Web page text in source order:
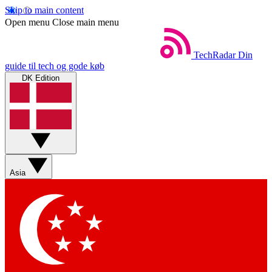
Skip to main content
Open menu Close main menu
TechRadar Din
guide til tech og gode køb
DK Edition
Asia